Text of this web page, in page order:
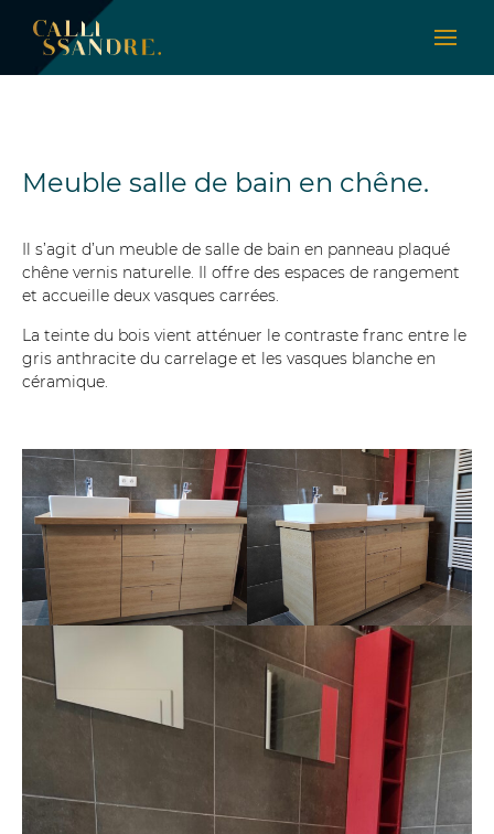
Meuble salle de bain en chêne.
Il s’agit d’un meuble de salle de bain en panneau plaqué
chêne vernis naturelle. Il offre des espaces de rangement
et accueille deux vasques carrées.
La teinte du bois vient atténuer le contraste franc entre le
gris anthracite du carrelage et les vasques blanche en
céramique.